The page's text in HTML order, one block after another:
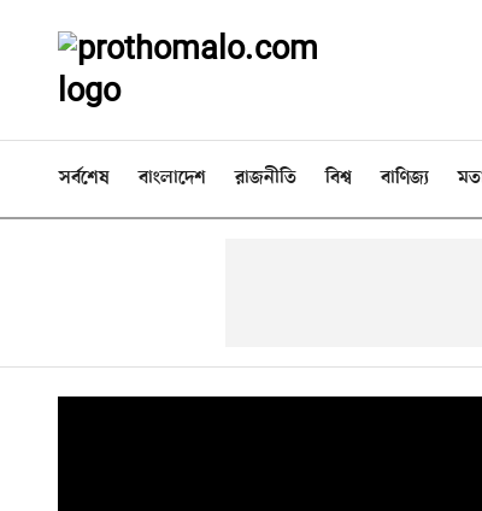
সর্বশেষ বাংলাদেশ রাজনীতি বিশ্ব বাণিজ্য